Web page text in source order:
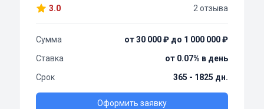
3.0 2 отзыва
Сумма
от 30 000 ₽ до 1 000 000 ₽
Ставка
от 0.07% в день
Срок
365 - 1825 дн.
Оформить заявку